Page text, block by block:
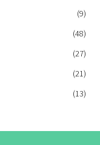
(9)
(48)
(27)
(21)
(13)